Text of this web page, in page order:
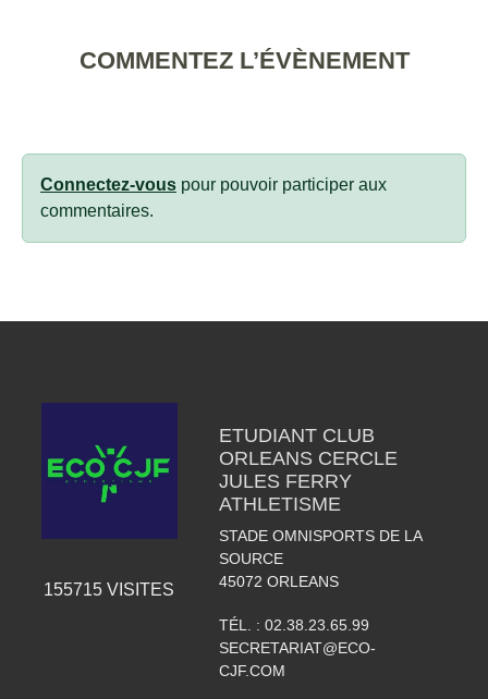
COMMENTEZ L’ÉVÈNEMENT
Connectez-vous pour pouvoir participer aux
commentaires.
155715 VISITES
ETUDIANT CLUB
ORLEANS CERCLE
JULES FERRY
ATHLETISME
STADE OMNISPORTS DE LA
SOURCE
45072 ORLEANS
TÉL. : 02.38.23.65.99
SECRETARIAT@ECO-
CJF.COM